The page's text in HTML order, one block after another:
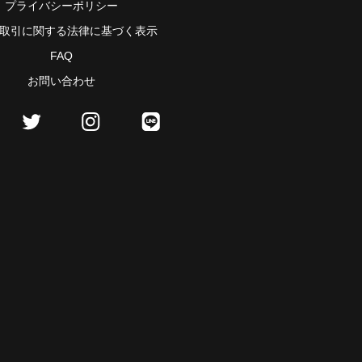
プライバシーポリシー
引に関する法律に基づく表示
FAQ
お問い合わせ